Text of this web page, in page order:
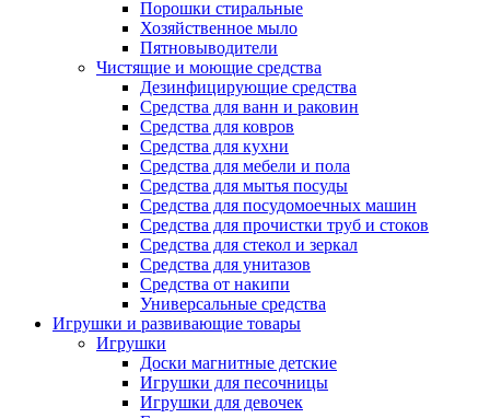
Порошки стиральные
Хозяйственное мыло
Пятновыводители
Чистящие и моющие средства
Дезинфицирующие средства
Средства для ванн и раковин
Средства для ковров
Средства для кухни
Средства для мебели и пола
Средства для мытья посуды
Средства для посудомоечных машин
Средства для прочистки труб и стоков
Средства для стекол и зеркал
Средства для унитазов
Средства от накипи
Универсальные средства
Игрушки и развивающие товары
Игрушки
Доски магнитные детские
Игрушки для песочницы
Игрушки для девочек